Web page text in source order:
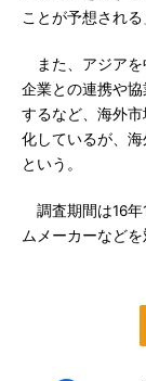
ことが予想される
また、アジアを
企業との連携や
するなど、海外
化しているが、海
という。
調査期間は16年
ムメーカーなど